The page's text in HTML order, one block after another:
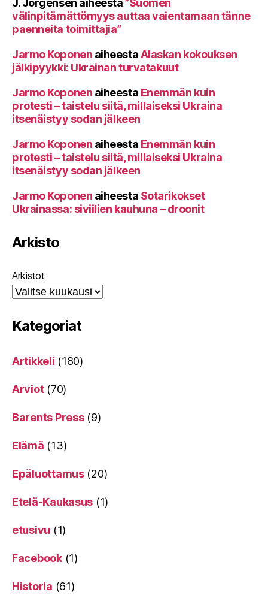
J. Jörgensen aiheesta”Suomen
välinpitämättömyys auttaa vaientamaan tänne
paenneita toimittajia”
Jarmo Koponen aiheestaAlaskan kokouksen
jälkipyykki: Ukrainan turvatakuut
Jarmo Koponen aiheesta Enemmän kuin
protesti – taistelu siitä, millaiseksi Ukraina
itsenäistyy sodan jälkeen
Jarmo Koponen aiheesta Enemmän kuin
protesti – taistelu siitä, millaiseksi Ukraina
itsenäistyy sodan jälkeen
Jarmo Koponen aiheesta Sotarikokset
Ukrainassa: siviilien kauhuna – droonit
Arkisto
Arkistot
Kategoriat
Artikkeli (180)
Arviot(70)
Barents Press(9)
Elämä (13)
Epäluottamus(20)
Etelä-Kaukasus (1)
etusivu (1)
Facebook(1)
Historia (61)